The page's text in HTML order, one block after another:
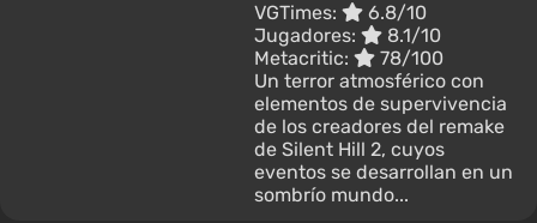
VGTimes:
6.8/10
Jugadores:
8.1/10
Metacritic:
78/100
Un terror atmosférico con
elementos de supervivencia
de los creadores del remake
de Silent Hill 2, cuyos
eventos se desarrollan en un
sombrío mundo...